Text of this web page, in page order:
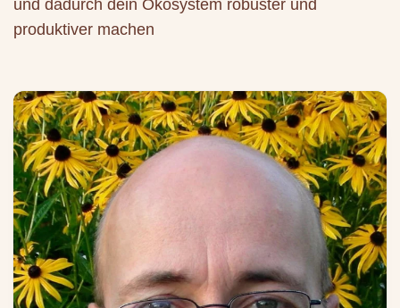
und dadurch dein Ökosystem robuster und
produktiver machen